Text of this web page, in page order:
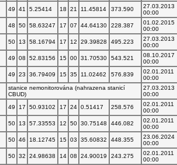
49 41 5.25414 18 21 11.45814 373.590
27.03.2013
00:00
48 50 58.63247 17 07 44.64130 228.387
01.02.2015
00:00
50 13 58.16794 17 12 29.39828 495.223
27.03.2013
00:00
49 08 52.83156 15 00 31.70530 543.521
08.10.2017
00:00
49 23 36.79409 15 35 11.02462 576.839
02.01.2011
00:00
stanice nemonitorována (nahrazena stanicí
CBUD)
27.03.2013
00:00
49 17 50.93102 17 24 0.51417 258.576
02.01.2011
00:00
50 13 57.33553 12 50 30.75148 446.082
02.01.2011
00:00
50 46 18.12745 15 03 35.60832 448.355
23.06.2024
00:00
50 32 24.98638 14 08 24.90019 243.275
02.01.2011
00:00